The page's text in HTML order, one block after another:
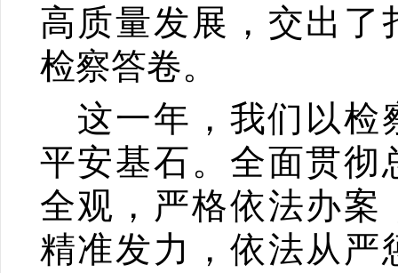
高质量发展，交出了
检察答卷。
这一年，我们以检
平安基石。全面贯彻
全观，严格依法办案
精准发力，依法从严